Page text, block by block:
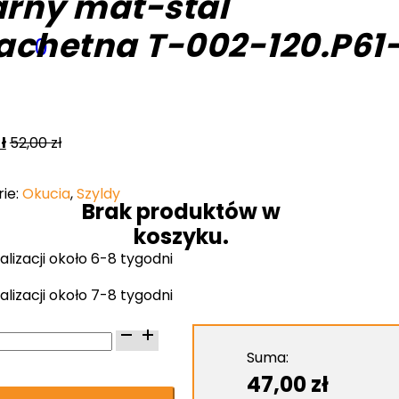
0
Brak produktów w
koszyku.
T-002-
52,00zł
Okucia,Szyldy
około 6-8 tygodni
około 7-8 tygodni
Suma:
47,00zł